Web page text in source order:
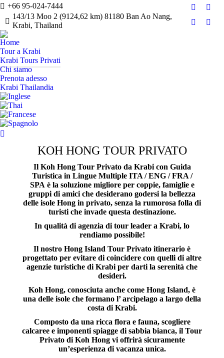
+66 95-024-7444
143/13 Moo 2 (9124,62 km) 81180 Ban Ao Nang,
Krabi, Thailand
Facebook
Google+
Home
Tour a Krabi
Krabi Tours Privati
Chi siamo
Prenota adesso
Krabi Thailandia
Search:
KOH HONG TOUR PRIVATO
Il Koh Hong Tour Privatoda Krabi con Guida
Turistica in Lingue Multiple ITA / ENG / FRA /
SPA è la soluzione migliore per coppie, famiglie e
gruppi di amici che desiderano godersi la bellezza
delle isole Hong in privato, senza la rumorosa folla di
turisti che invade questa destinazione.
In qualità di agenzia di tour leader a Krabi, lo
rendiamo possibile!
Il nostro Hong Island Tour Privato itinerario è
progettato per evitare di coincidere con quelli di altre
agenzie turistiche di Krabi per darti la serenità che
desideri.
Koh Hong, conosciuta anche come Hong Island, è
una delle isole che formano l’ arcipelago a largo della
costa di Krabi.
Composto da una ricca flora e fauna, scogliere
calcaree e imponenti spiagge di sabbia bianca, il Tour
Privato di Koh Hongvi offrirà sicuramente
un’esperienza di vacanza unica.